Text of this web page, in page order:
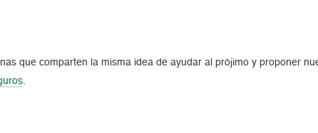
que comparten la misma idea de ayudar al prójimo y proponer